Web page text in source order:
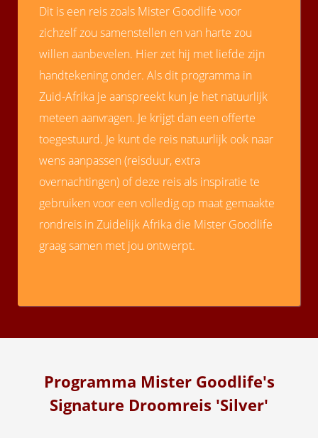
Dit is een reis zoals Mister Goodlife voor
zichzelf zou samenstellen en van harte zou
willen aanbevelen. Hier zet hij met liefde zijn
handtekening onder. Als dit programma in
Zuid-Afrika je aanspreekt kun je het natuurlijk
meteen aanvragen. Je krijgt dan een offerte
toegestuurd. Je kunt de reis natuurlijk ook naar
wens aanpassen (reisduur, extra
overnachtingen) of deze reis als inspiratie te
gebruiken voor een volledig op maat gemaakte
rondreis in Zuidelijk Afrika die Mister Goodlife
graag samen met jou ontwerpt.
Programma Mister Goodlife's
Signature Droomreis 'Silver'
gebruikt